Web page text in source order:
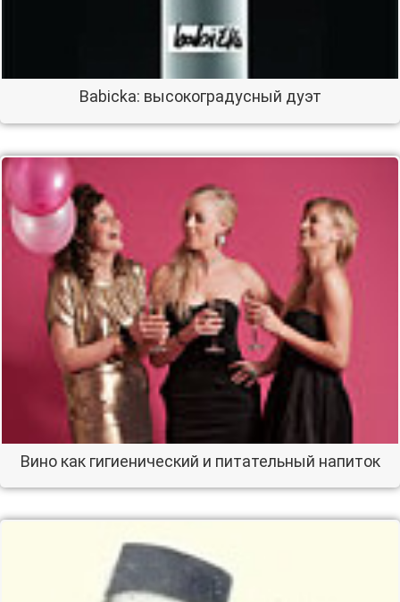
Babicka: высокоградусный дуэт
Вино как гигиенический и питательный напиток